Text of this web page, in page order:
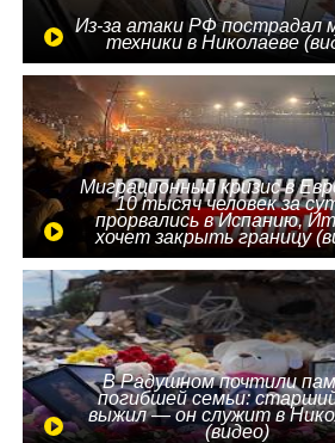
Из-за атаки РФ пострадал
техники в Николаеве
Миграционный кризис в
10 тысяч человек за
прорвались в Испанию,
хочет закрыть границу
В Радушном почтили
погибшей семьи:
выжил — он служит в
(видео)